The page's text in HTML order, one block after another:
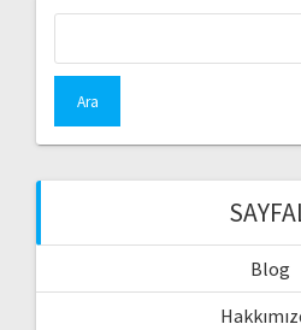
Blog